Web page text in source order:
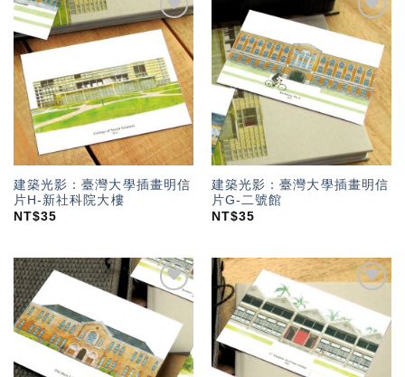
加入
「願
望輕
單」
建築光影：臺灣大學插畫明信
片H-新社科院大樓
NT$35
加入
「願
望輕
單」
建築光影：臺灣大學插畫明信
片G-二號館
NT$35
加入
「願
望輕
單」
加入
「願
望輕
單」